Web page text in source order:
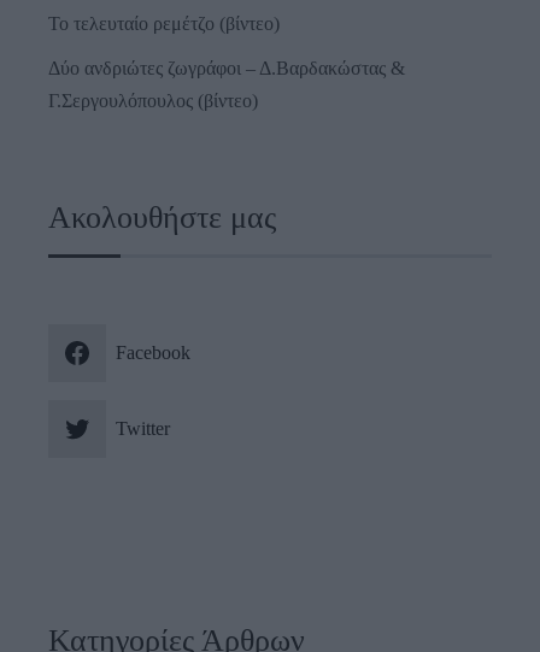
Το τελευταίο ρεμέτζο (βίντεο)
Δύο ανδριώτες ζωγράφοι – Δ.Βαρδακώστας &
Γ.Σεργουλόπουλος (βίντεο)
Ακολουθήστε μας
Facebook
Twitter
Κατηγορίες Άρθρων